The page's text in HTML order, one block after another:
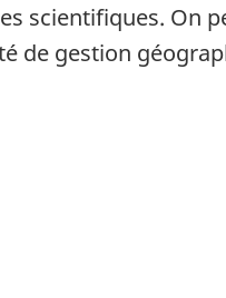
scientifiques. On
de gestion